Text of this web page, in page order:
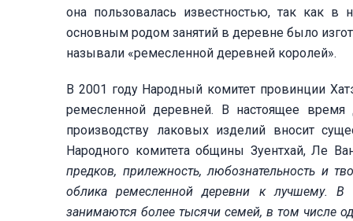
она пользовалась известностью, так как
основным родом занятий в деревне было
называли «ремесленной деревней королей».
В 2001 году Народный комитет провинции
ремесленной деревней. В настоящее
производству лаковых изделий вносит
Народного комитета общины Зуентхай, Ле
предков, прилежность, любознательность и
облика ремесленной деревни к лучшему.
занимаются более тысячи семей, в том числе